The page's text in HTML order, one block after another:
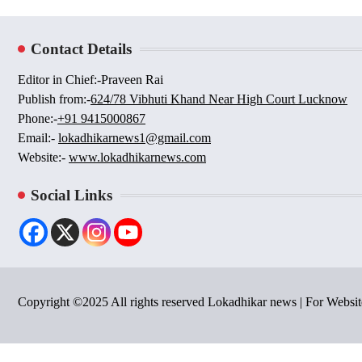
Contact Details
Editor in Chief:-Praveen Rai
Publish from:-624/78 Vibhuti Khand Near High Court Lucknow
Phone:-+91 9415000867
Email:- lokadhikarnews1@gmail.com
Website:- www.lokadhikarnews.com
Social Links
Copyright ©2025 All rights reserved Lokadhikar news | For